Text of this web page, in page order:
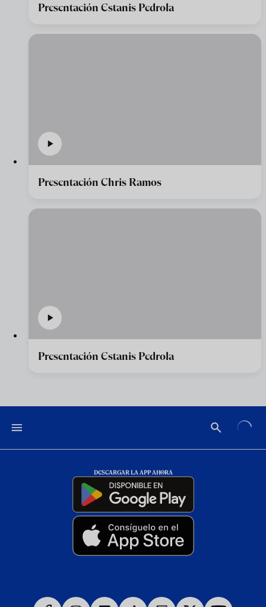
Presentación Estanis Pedrola
Presentación Chris Ramos
Presentación Estanis Pedrola
DESCARGAR LA APP AHORA